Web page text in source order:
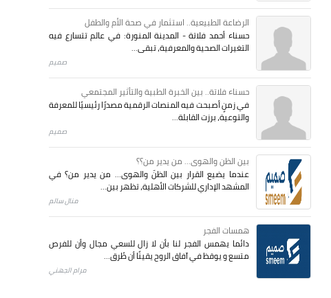
الرضاعة الطبيعية.. استثمار في صحة الأم والطفل
حسناء أحمد فلاتة - المدينة المنورة: في عالم تتسارع فيه
التغيرات الصحية والمعرفية، تبقى...
صميم
حسناء فلاتة.. بين الخبرة الطبية والتأثير المجتمعي
في زمنٍ أصبحت فيه المنصات الرقمية مصدرًا رئيسيًا للمعرفة
والتوعية، برزت القابلة...
صميم
بين الظن والهوى... من يدير من؟؟
عندما يضيع القرار بين الظنّ والهوى… من يدير من؟ في
المشهد الإداري للشركات الأهلية، تظهر بين...
منال سالم
همسات الفجر
دائما يهمس الفجر لنا بأن لا زال للسعي مجال وأن للفرص
متسع و يوقظ في آفاق الروح يقينًا أن طُرق...
مرام الجهني